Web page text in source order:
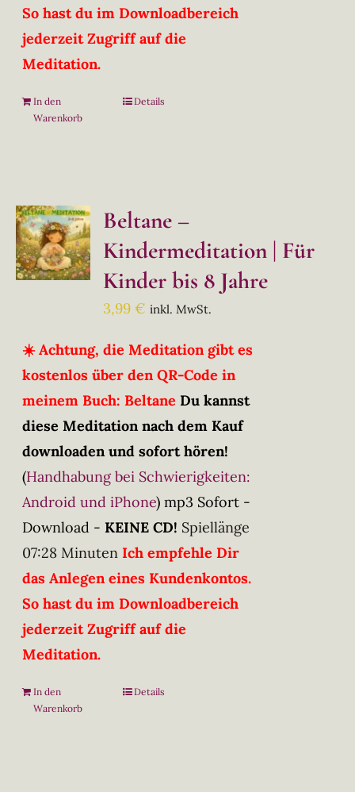
So hast du im Downloadbereich
jederzeit Zugriff auf die
Meditation.
In den
Warenkorb
Details
Beltane –
Kindermeditation | Für
Kinder bis 8 Jahre
3,99€ inkl. MwSt.
☀️ Achtung, die Meditation gibt es
kostenlos über den QR-Code in
meinem Buch: Beltane Du kannst
diese Meditation nach dem Kauf
downloaden und sofort hören!
(Handhabung bei Schwierigkeiten:
Android und iPhone) mp3 Sofort -
Download - KEINE CD! Spiellänge
07:28 Minuten Ich empfehle Dir
das Anlegen eines Kundenkontos.
So hast du im Downloadbereich
jederzeit Zugriff auf die
Meditation.
In den
Warenkorb
Details